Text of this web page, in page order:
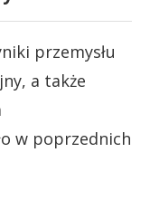
przemysłu
a także
w poprzednich